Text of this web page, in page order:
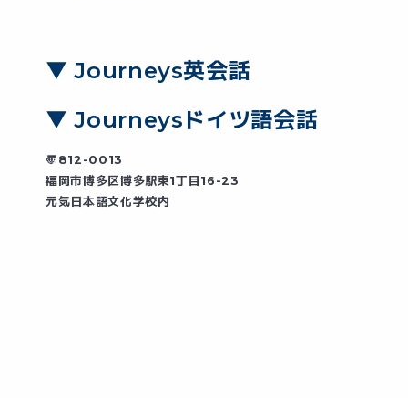
▼ Journeys英会話
▼ Journeysドイツ語会話
〠812-0013
福岡市博多区博多駅東1丁目16-23
元気日本語文化学校内